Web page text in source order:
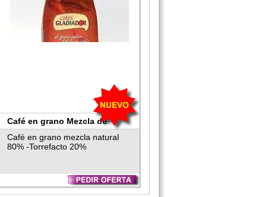
Café en grano Mezcla de
Cafés Gladiador
Café en grano mezcla natural
80% -Torrefacto 20%